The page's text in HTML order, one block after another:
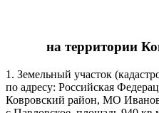
на территории
1. Земельный участок
по адресу: Российская
Ковровский район, МО